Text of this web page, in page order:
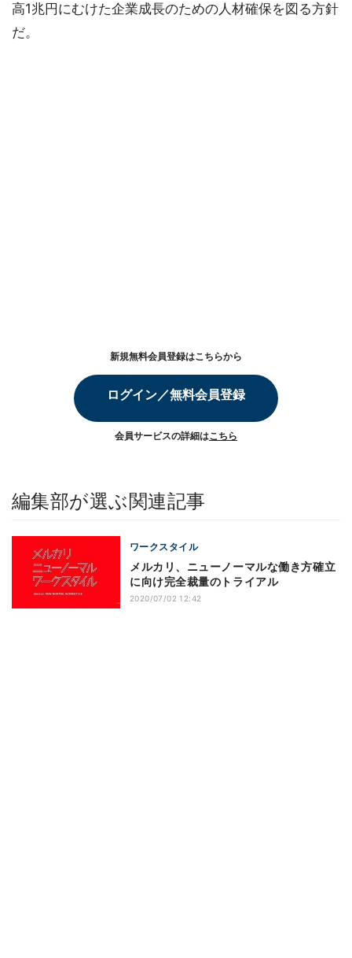
高1兆円にむけた企業成長のための人材確保を図る方針
だ。
新規無料会員登録はこちらから
ログイン／無料会員登録
会員サービスの詳細はこちら
編集部が選ぶ関連記事
ワークスタイル
メルカリ、ニューノーマルな働き方確立
に向け完全裁量のトライアル
2020/07/02 12:42